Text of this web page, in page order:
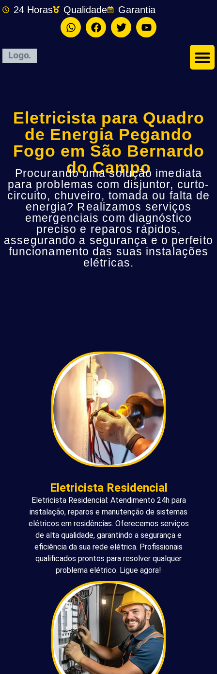
24 Horas Qualidade Garantia
Eletricista para Quadro
de Energia Pegando
Fogo em São Bernardo
do Campo
Procurando uma solução imediata
para problemas com disjuntor, curto-
circuito, chuveiro, tomada ou falta de
energia? Realizamos serviços
emergenciais com diagnóstico
preciso e reparos rápidos,
assegurando a segurança e o perfeito
funcionamento das suas instalações
elétricas.
Eletricista Residencial
Eletricista Residencial: Atendimento 24h para
instalação, reparos e manutenção de sistemas
elétricos em residências. Oferecemos serviços
de alta qualidade, garantindo a segurança e
eficiência da sua rede elétrica. Profissionais
qualificados prontos para resolver qualquer
problema elétrico. Ligue agora!